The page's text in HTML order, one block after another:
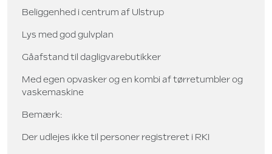
Beliggenhed i centrum af Ulstrup
Lys med god gulvplan
Gåafstand til dagligvarebutikker
Med egen opvasker og en kombi af tørretumbler og
vaskemaskine
Bemærk:
Der udlejes ikke til personer registreret i RKI